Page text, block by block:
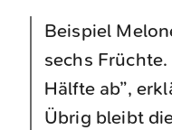
Beispiel
sechs
Hälfte ab”,
Übrig bleibt